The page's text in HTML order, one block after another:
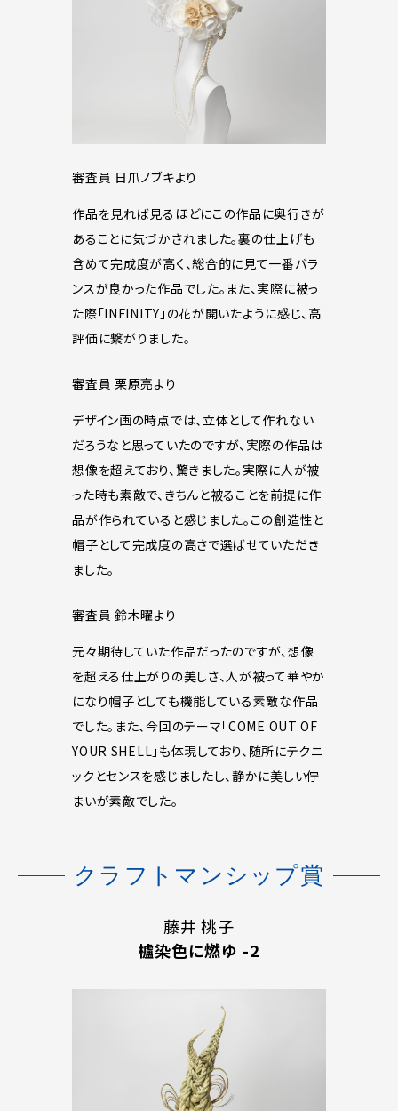
審査員 日爪ノブキより
作品を見れば見るほどにこの作品に奥行きが
あることに気づかされました。裏の仕上げも
含めて完成度が高く、総合的に見て一番バラ
ンスが良かった作品でした。また、実際に被っ
た際「INFINITY」の花が開いたように感じ、高
評価に繋がりました。
審査員 栗原亮より
デザイン画の時点では、立体として作れない
だろうなと思っていたのですが、実際の作品は
想像を超えており、驚きました。実際に人が被
った時も素敵で、きちんと被ることを前提に作
品が作られていると感じました。この創造性と
帽子として完成度の高さで選ばせていただき
ました。
審査員 鈴木曜より
元々期待していた作品だったのですが、想像
を超える仕上がりの美しさ、人が被って華やか
になり帽子としても機能している素敵な作品
でした。また、今回のテーマ「COME OUT OF
YOUR SHELL」も体現しており、随所にテクニ
ックとセンスを感じましたし、静かに美しい佇
まいが素敵でした。
クラフトマンシップ賞
藤井 桃子
櫨染色に燃ゆ -2